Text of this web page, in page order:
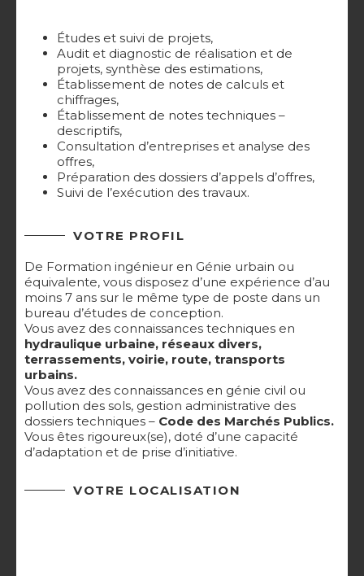
Études et suivi de projets,
Audit et diagnostic de réalisation et de
projets, synthèse des estimations,
Établissement de notes de calculs et
chiffrages,
Établissement de notes techniques –
descriptifs,
Consultation d’entreprises et analyse des
offres,
Préparation des dossiers d’appels d’offres,
Suivi de l’exécution des travaux.
VOTRE PROFIL
De Formation ingénieur en Génie urbain ou
équivalente, vous disposez d’une expérience d’au
moins 7 ans sur le même type de poste dans un
bureau d’études de conception.
Vous avez des connaissances techniques en
hydraulique urbaine, réseaux divers,
terrassements, voirie, route, transports
urbains.
Vous avez des connaissances en génie civil ou
pollution des sols, gestion administrative des
dossiers techniques – Code des Marchés Publics.
Vous êtes rigoureux(se), doté d’une capacité
d’adaptation et de prise d’initiative.
VOTRE LOCALISATION